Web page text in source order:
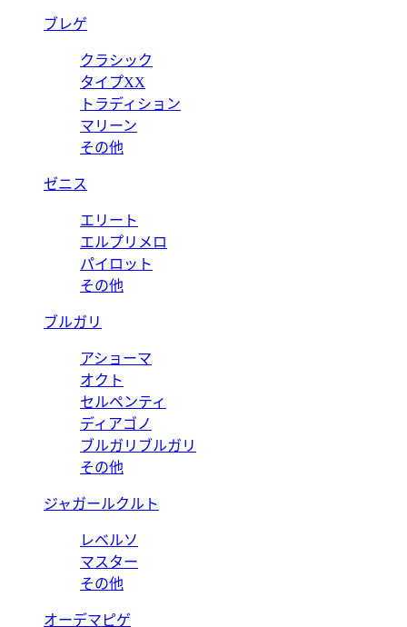
ブレゲ
クラシック
タイプXX
トラディション
マリーン
その他
ゼニス
エリート
エルプリメロ
パイロット
その他
ブルガリ
アショーマ
オクト
セルペンティ
ディアゴノ
ブルガリブルガリ
その他
ジャガールクルト
レベルソ
マスター
その他
オーデマピゲ